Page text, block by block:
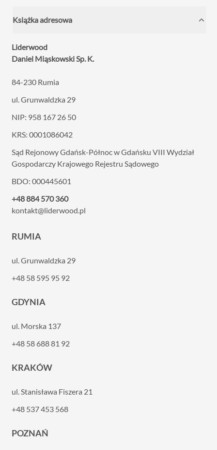
Książka adresowa
Liderwood
Daniel Miąskowski Sp. K.
84-230 Rumia
ul. Grunwaldzka 29
NIP: 958 167 26 50
KRS: 0001086042
Sąd Rejonowy Gdańsk-Północ w Gdańsku VIII Wydział
Gospodarczy Krajowego Rejestru Sądowego
BDO: 000445601
+48 884 570 360
kontakt@liderwood.pl
RUMIA
ul. Grunwaldzka 29
+48 58 595 95 92
GDYNIA
ul. Morska 137
+48 58 688 81 92
KRAKÓW
ul. Stanisława Fiszera 21
+48 537 453 568
POZNAŃ